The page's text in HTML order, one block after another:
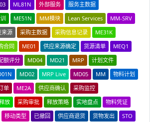
ML81N 外部服务
服务主数据
ME51N MM模块 Lean Services
MM-SRV
来源 采购主数据 采购信息记录
ME31K
合同 ME01 供应来源确定 货源清单
MEQ1
额评分 MD04 MD21 MRP
计划文件
MD02 MRP Live MD05 MM
物料计划
单 ME2A 供应商确认
采购监控
放 采购审批 释放策略 实地盘点
物料凭证
移动类型 已撤回 供应商退货 货物发出
STO